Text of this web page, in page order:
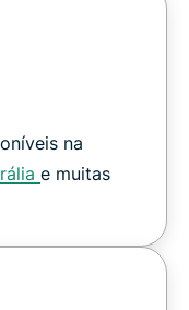
na
e muitas